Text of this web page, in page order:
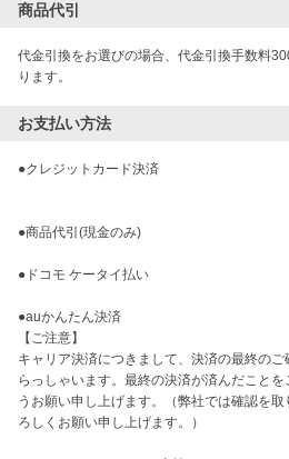
商品代引
代金引換をお選びの場合、代金引換手数料
ります。
お支払い方法
●クレジットカード決済
●商品代引(現金のみ)
●ドコモ ケータイ払い
●auかんたん決済
【ご注意】
キャリア決済につきまして、決済の最終の
らっしゃいます。最終の決済が済んだこと
うお願い申し上げます。（弊社では確認を
ろしくお願い申し上げます。）